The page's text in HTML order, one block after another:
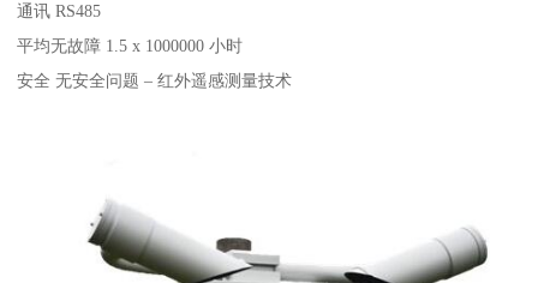
通讯 RS485
平均无故障 1.5 x 1000000 小时
安全 无安全问题 – 红外遥感测量技术